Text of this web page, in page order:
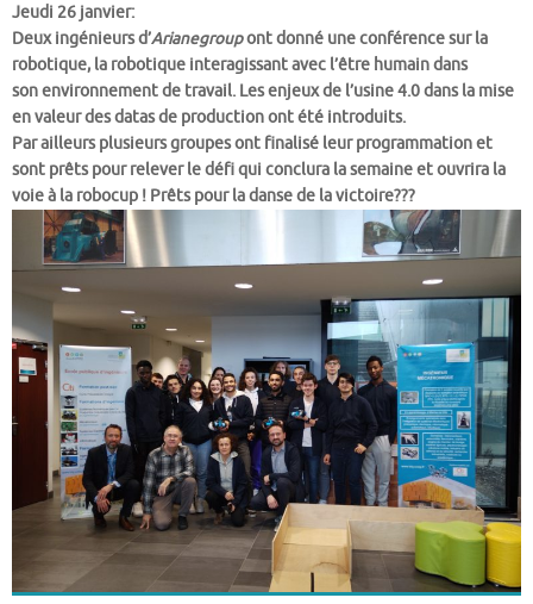
Jeudi 26 janvier:
Deux ingénieurs d’Arianegroupont donné une conférence sur la
robotique, la robotique interagissant avec l’être humain dans
son environnement de travail. Les enjeux de l’usine 4.0 dans la mise
en valeur des datas de production ont été introduits.
Par ailleurs plusieurs groupes ont finalisé leur programmation et
sont prêts pour relever le défi qui conclura la semaine et ouvrira la
voie à la robocup ! Prêts pour la danse de la victoire???